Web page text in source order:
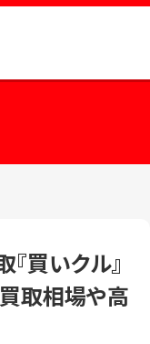
買いクル』
取相場や高